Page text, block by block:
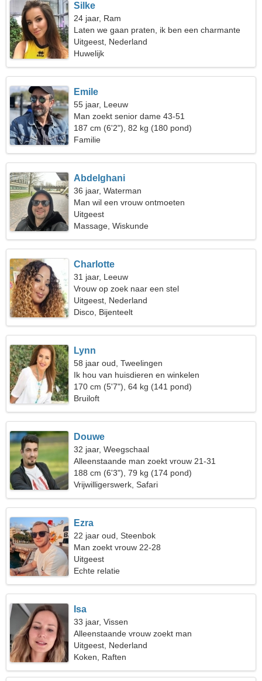
Silke
24 jaar, Ram
Laten we gaan praten, ik ben een charmante
vrouw
Uitgeest, Nederland
Huwelijk
Emile
55 jaar, Leeuw
Man zoekt senior dame 43-51
187 cm (6'2"), 82 kg (180 pond)
Familie
Abdelghani
36 jaar, Waterman
Man wil een vrouw ontmoeten
Uitgeest
Massage, Wiskunde
Charlotte
31 jaar, Leeuw
Vrouw op zoek naar een stel
Uitgeest, Nederland
Disco, Bijenteelt
Lynn
58 jaar oud, Tweelingen
Ik hou van huisdieren en winkelen
170 cm (5'7"), 64 kg (141 pond)
Bruiloft
Douwe
32 jaar, Weegschaal
Alleenstaande man zoekt vrouw 21-31
188 cm (6'3"), 79 kg (174 pond)
Vrijwilligerswerk, Safari
Ezra
22 jaar oud, Steenbok
Man zoekt vrouw 22-28
Uitgeest
Echte relatie
Isa
33 jaar, Vissen
Alleenstaande vrouw zoekt man
Uitgeest, Nederland
Koken, Raften